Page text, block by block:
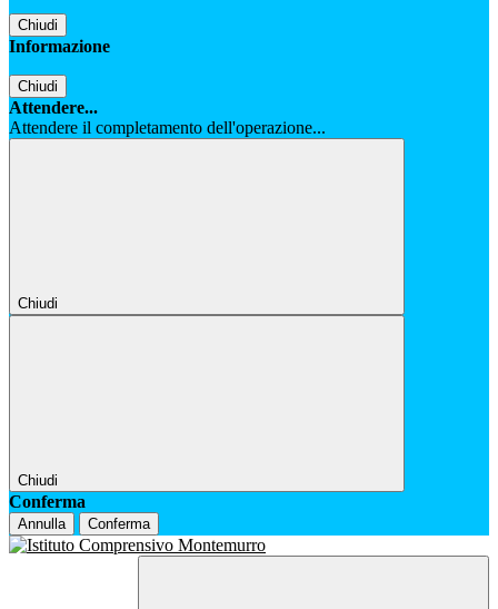
Chiudi
Informazione
Chiudi
Attendere...
Attendere il completamento dell'operazione...
Chiudi
Chiudi
Conferma
Annulla Conferma